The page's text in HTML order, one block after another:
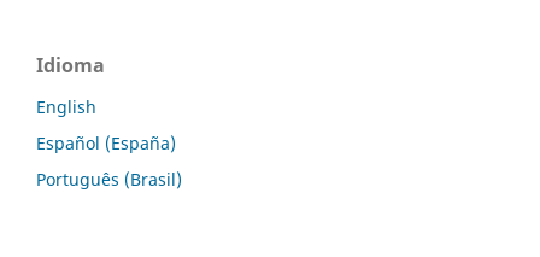
Idioma
English
Español (España)
Português (Brasil)